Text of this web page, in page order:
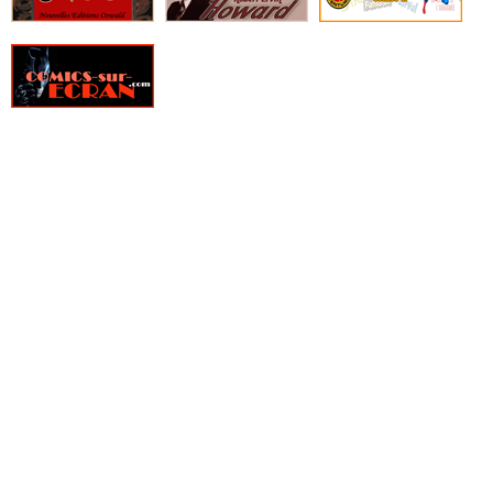
» Weird World
» Wonder Woman - Arédit DC Couleur